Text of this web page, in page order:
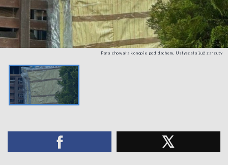
Para chowała konopie pod dachem. Usłyszała już zarzuty